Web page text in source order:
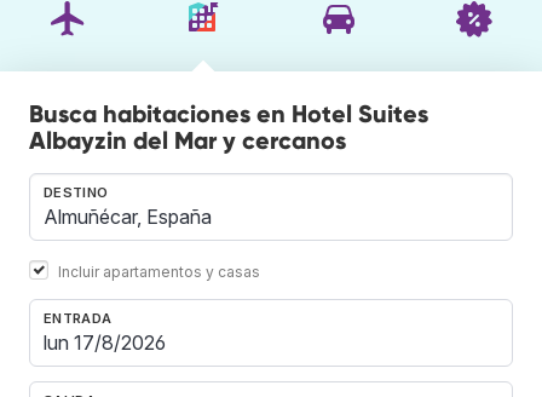
Busca habitaciones en Hotel Suites
Albayzin del Mar y cercanos
DESTINO
Incluir apartamentos y casas
ENTRADA